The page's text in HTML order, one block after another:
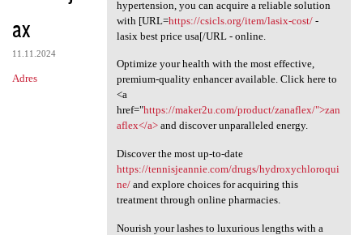
ax
11.11.2024
Adres
hypertension, you can acquire a reliable solution
with [URL=https://csicls.org/item/lasix-cost/-
lasix best price usa[/URL - online.
Optimize your health with the most effective,
premium-quality enhancer available. Click here to
<a
href="https://maker2u.com/product/zanaflex/">zan
aflex</a>and discover unparalleled energy.
Discover the most up-to-date
https://tennisjeannie.com/drugs/hydroxychloroqui
ne/and explore choices for acquiring this
treatment through online pharmacies.
Nourish your lashes to luxurious lengths with a